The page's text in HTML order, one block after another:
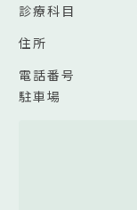
診療科目
住所
電話番号
駐車場